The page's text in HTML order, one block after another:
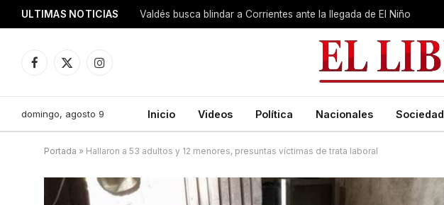
ULTIMAS NOTICIAS Valdés busca blindar a Corrientes ante la llegada de El Niño
Facebook
X
Instagram
domingo, agosto 9 Inicio Videos Política Nacionales Sociedad
Portada » Hallaron a 53 adultos y 12 menores, presuntas víctimas de trata laboral